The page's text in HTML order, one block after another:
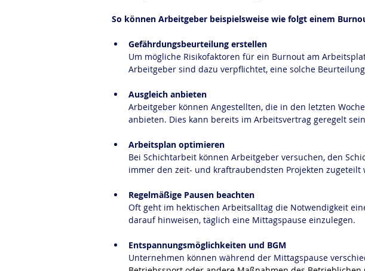
So können Arbeitgeber beispielsweise wie folgt einem
Gefährdungsbeurteilung erstellen
Um mögliche Risikofaktoren für ein Burnout am
Arbeitgeber sind dazu verpflichtet, eine solche
Ausgleich anbieten
Arbeitgeber können Angestellten, die in den letzten
anbieten. Dies kann bereits im Arbeitsvertrag geregelt
Arbeitsplan optimieren
Bei Schichtarbeit können Arbeitgeber versuchen, den
immer den zeit- und kraftraubendsten Projekten zugeteilt
Regelmäßige Pausen beachten
Oft geht im hektischen Arbeitsalltag die Notwendigkeit
darauf hinweisen, täglich eine Mittagspause einzulegen.
Entspannungsmöglichkeiten und BGM
Unternehmen können während der Mittagspause